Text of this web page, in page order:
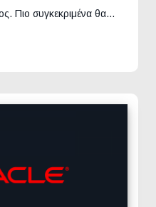
Πιο συγκεκριμένα θα…